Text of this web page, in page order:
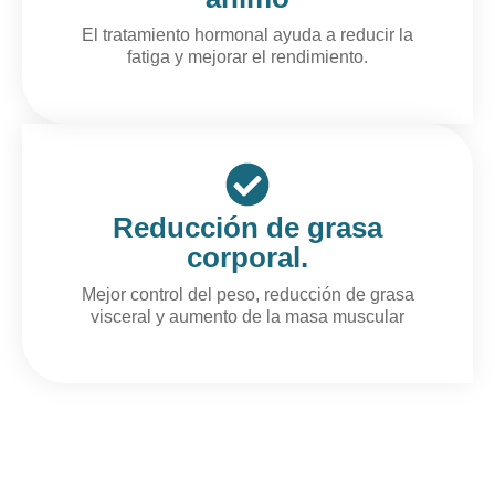
El tratamiento hormonal ayuda a reducir la
fatiga y mejorar el rendimiento.
Reducción de grasa
corporal.
Mejor control del peso, reducción de grasa
visceral y aumento de la masa muscular